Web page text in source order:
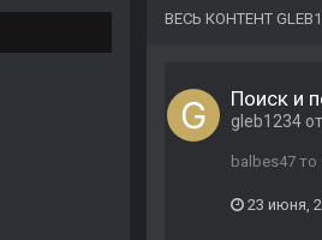
ВЕСЬ КОНТЕНТ
Поиск и
gleb1234
balbes47
23 июня,